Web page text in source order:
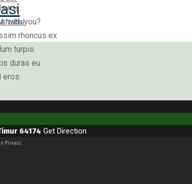
with you?
rhoncus ex
turpis
duras eu
64174 Get Direction
Privasi